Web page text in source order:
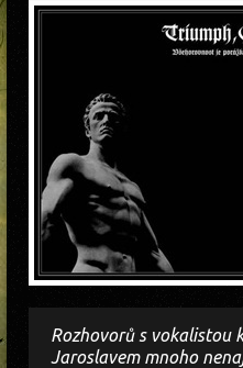
Rozhovorů s vokalistou
Jaroslavem mnoho